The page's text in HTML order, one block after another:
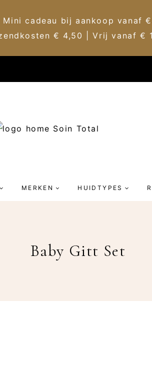
Mini cadeau bij aankoop vanaf
€ 4,50 | Vrij vanaf €
MERKEN HUIDTYPES
Baby Gitt Set